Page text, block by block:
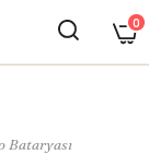
0
Bataryası